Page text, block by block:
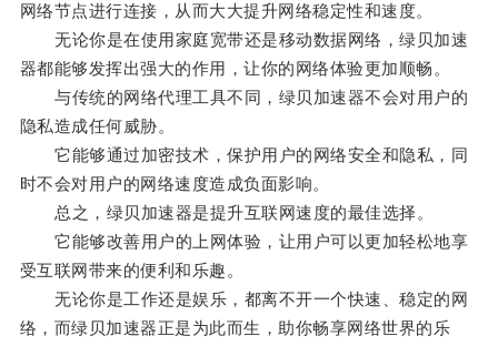
网络节点进行连接，从而大大提升网络稳定性和速度。
无论你是在使用家庭宽带还是移动数据网络，绿贝加速
器都能够发挥出强大的作用，让你的网络体验更加顺畅。
与传统的网络代理工具不同，绿贝加速器不会对用户的
隐私造成任何威胁。
它能够通过加密技术，保护用户的网络安全和隐私，同
时不会对用户的网络速度造成负面影响。
总之，绿贝加速器是提升互联网速度的最佳选择。
它能够改善用户的上网体验，让用户可以更加轻松地享
受互联网带来的便利和乐趣。
无论你是工作还是娱乐，都离不开一个快速、稳定的网
络，而绿贝加速器正是为此而生，助你畅享网络世界的乐